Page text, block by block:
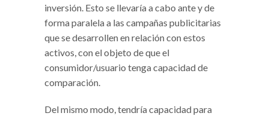
inversión. Esto se llevaría a cabo ante y de
forma paralela a las campañas publicitarias
que se desarrollen en relación con estos
activos, con el objeto de que el
consumidor/usuario tenga capacidad de
comparación.
Del mismo modo, tendría capacidad para